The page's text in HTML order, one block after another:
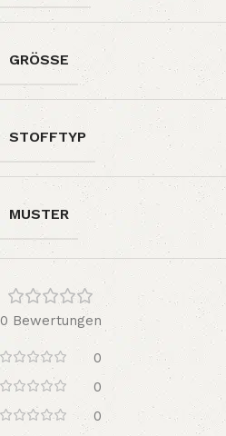
GRÖSSE
STOFFTYP
MUSTER
0 Bewertungen
0
0
0